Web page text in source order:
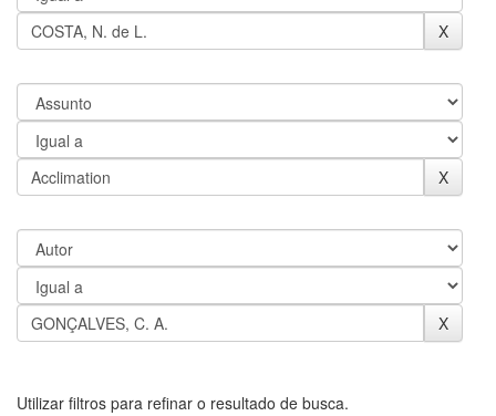
Utilizar filtros para refinar o resultado de busca.